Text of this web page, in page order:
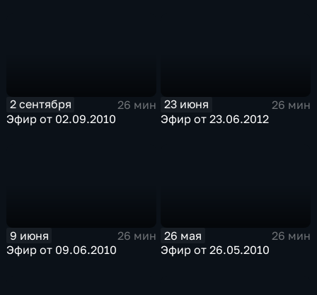
2 сентября
26 мин
Эфир от 02.09.2010
23 июня
26 мин
Эфир от 23.06.2012
9 июня
26 мин
Эфир от 09.06.2010
26 мая
26 мин
Эфир от 26.05.2010